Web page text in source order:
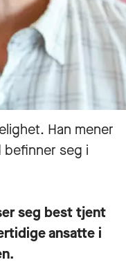
Han mener
befinner seg i
seg best tjent
ansatte i